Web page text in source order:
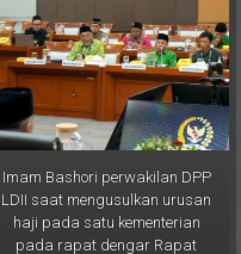
Imam Bashori perwakilan DPP
LDII saat mengusulkan urusan
haji pada satu kementerian
pada rapat dengar Rapat
Dengar Pendapat Umum